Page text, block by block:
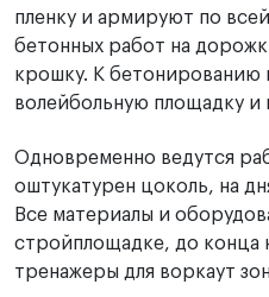
пленку и армируют по
бетонных работ на
крошку. К бетонированию
волейбольную площадку и
Одновременно ведутся
оштукатурен цоколь, на
Все материалы и
стройплощадке, до конца
тренажеры для воркаут